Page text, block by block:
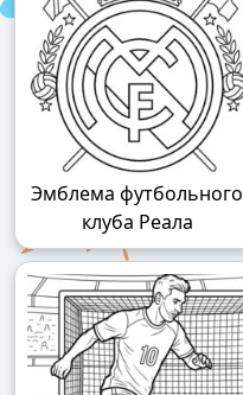
Эмблема футбольного
клуба Реала